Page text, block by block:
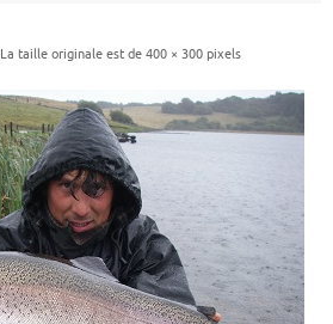
La taille originale est de400 × 300 pixels